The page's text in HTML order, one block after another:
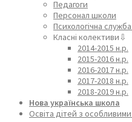
Педагоги
Персонал школи
Психологічна
Класні колективи⇩
2014-2015 н.р.
2015-2016 н.р.
2016-2017 н.р.
2017-2018 н.р.
2018-2019 н.р.
Нова українська школа
Освіта дітей з